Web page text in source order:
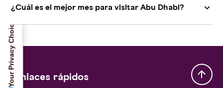
¿Cuál es el mejor mes para visitar Abu Dhabi?
Enlaces rápidos
Your Privacy Choices